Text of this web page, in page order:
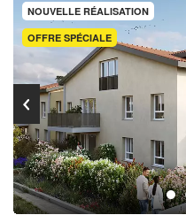
OFFRE SPÉCIALE
NOUVELLE RÉALISATION